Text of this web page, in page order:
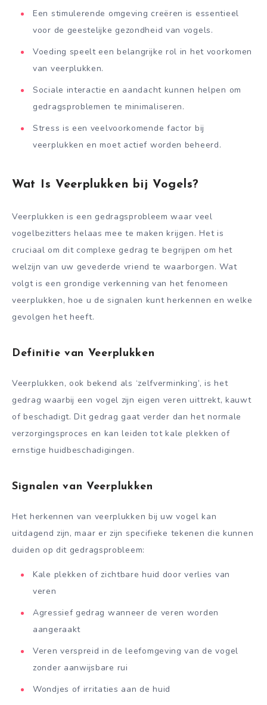
Een stimulerende omgeving creëren is essentieel
voor de geestelijke gezondheid van vogels.
Voeding speelt een belangrijke rol in het voorkomen
van veerplukken.
Sociale interactie en aandacht kunnen helpen om
gedragsproblemen te minimaliseren.
Stress is een veelvoorkomende factor bij
veerplukken en moet actief worden beheerd.
Wat Is Veerplukken bij Vogels?
Veerplukken is een gedragsprobleem waar veel
vogelbezitters helaas mee te maken krijgen. Het is
cruciaal om dit complexe gedrag te begrijpen om het
welzijn van uw gevederde vriend te waarborgen. Wat
volgt is een grondige verkenning van het fenomeen
veerplukken, hoe u de signalen kunt herkennen en welke
gevolgen het heeft.
Definitie van Veerplukken
Veerplukken, ook bekend als ‘zelfverminking’, is het
gedrag waarbij een vogel zijn eigen veren uittrekt, kauwt
of beschadigt. Dit gedrag gaat verder dan het normale
verzorgingsproces en kan leiden tot kale plekken of
ernstige huidbeschadigingen.
Signalen van Veerplukken
Het herkennen van veerplukken bij uw vogel kan
uitdagend zijn, maar er zijn specifieke tekenen die kunnen
duiden op dit gedragsprobleem:
Kale plekken of zichtbare huid door verlies van
veren
Agressief gedrag wanneer de veren worden
aangeraakt
Veren verspreid in de leefomgeving van de vogel
zonder aanwijsbare rui
Wondjes of irritaties aan de huid